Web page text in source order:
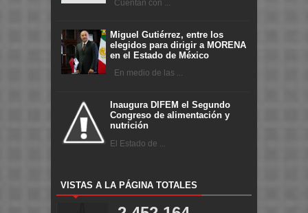
Cuentan con ...
Miguel Gutiérrez, entre los
elegidos para dirigir a MORENA
en el Estado de México
En medio de las ...
Inaugura DIFEM el Segundo
Congreso de alimentación y
nutrición
El Estado de ...
VISTAS A LA PÁGINA TOTALES